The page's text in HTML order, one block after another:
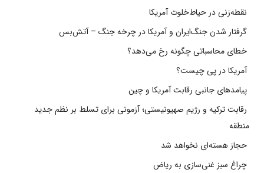
نقطه‌زنی در حیاط‌خلوت آمریکا
گرفتار شدن جنگ‌ایران و آمریکا در چرخه جنگ – آتش‌بس
خطای محاسباتی چگونه رخ می‌دهد؟
آمریکا در پی چیست؟
پیامدهای جانبی رقابت آمریکا و چین
رقابت ترکیه و رژیم صهیونیستی؛ آزمونی برای تسلط بر نظم جدید
منطقه
حجاز هسته‌ای نخواهد شد
چراغ سبز غنی‌سازی به ریاض